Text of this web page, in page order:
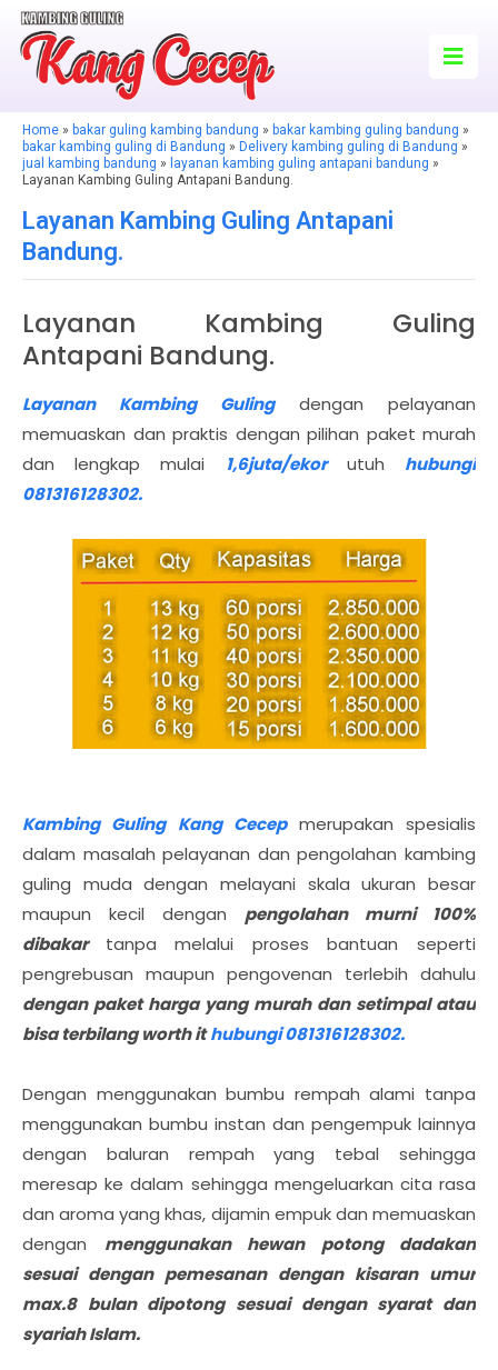
Home » bakar guling kambing bandung » bakar kambing guling bandung »
bakar kambing guling di Bandung » Delivery kambing guling di Bandung »
jual kambing bandung » layanan kambing guling antapani bandung »
Layanan Kambing Guling Antapani Bandung.
Layanan Kambing Guling Antapani
Bandung.
Layanan Kambing Guling
Antapani Bandung.
Layanan Kambing Gulingdengan pelayanan
memuaskan dan praktis dengan pilihan paket murah
dan lengkap mulai
1,6juta/ekorutuh hubungi
081316128302.
Kambing Guling Kang Cecep merupakan spesialis
dalam masalah pelayanan dan pengolahan kambing
guling muda dengan melayani skala ukuran besar
maupun kecil dengan pengolahan murni 100%
dibakar tanpa melalui proses bantuan seperti
pengrebusan maupun pengovenan terlebih dahulu
dengan paket harga yang murah dan setimpal atau
bisa terbilang worth it hubungi 081316128302.
Dengan menggunakan bumbu rempah alami tanpa
menggunakan bumbu instan dan pengempuk lainnya
dengan baluran rempah yang tebal sehingga
meresap ke dalam sehingga mengeluarkan cita rasa
dan aroma yang khas, dijamin empuk dan memuaskan
dengan menggunakan hewan potong dadakan
sesuai dengan pemesanan dengan kisaran umur
max.8 bulan dipotong sesuai dengan syarat dan
syariah Islam.